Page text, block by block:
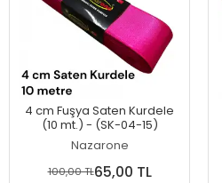
4 cm Fuşya Saten Kurdele
(10 mt.) - (SK-04-15)
Nazarone
100,00 TL65,00 TL